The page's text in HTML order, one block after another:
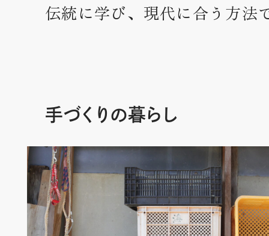
伝統に学び、現代に合う方法
手づくりの暮らし